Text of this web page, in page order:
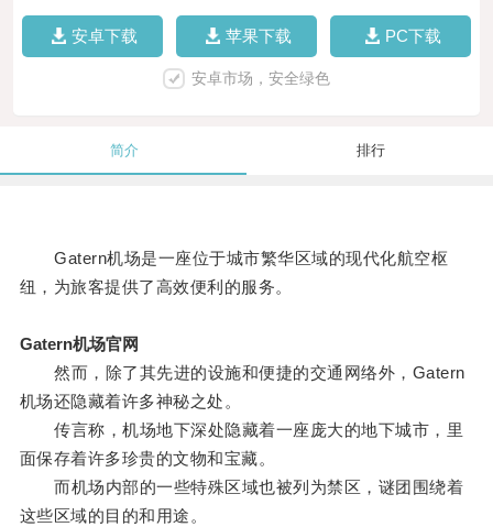
安卓下载 苹果下载 PC下载
安卓市场，安全绿色
简介 排行
Gatern机场是一座位于城市繁华区域的现代化航空枢
纽，为旅客提供了高效便利的服务。
Gatern机场官网
然而，除了其先进的设施和便捷的交通网络外，Gatern
机场还隐藏着许多神秘之处。
传言称，机场地下深处隐藏着一座庞大的地下城市，里
面保存着许多珍贵的文物和宝藏。
而机场内部的一些特殊区域也被列为禁区，谜团围绕着
这些区域的目的和用途。